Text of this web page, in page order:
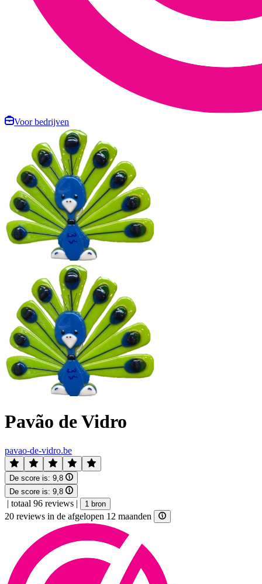
Voor bedrijven
Pavão de Vidro
pavao-de-vidro.be
De score is: 9,8
De score is: 9,8
| totaal 96 reviews | 1 bron
20 reviews in de afgelopen 12 maanden